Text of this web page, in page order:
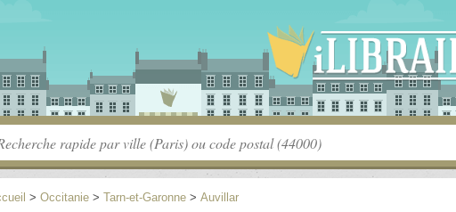
> Occitanie > Tarn-et-Garonne > Auvillar